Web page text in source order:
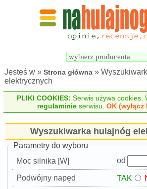
Jesteś w »Strona główna »
elektrycznych
PLIKI COOKIES: Serwis używa cookies.
regulaminie serwisu.OK
Wyszukiwarka hulajnóg
Parametry do wyboru
Moc silnika [W]
od
Podwójny napęd TAK